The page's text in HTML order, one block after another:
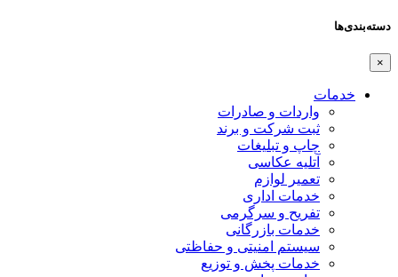
دسته‌بندی‌ها
×
خدمات
واردات و صادرات
ثبت شرکت و برند
چاپ و تبلیغات
آتلیه عکاسی
تعمیر لوازم
خدمات اداری
تفریح و سرگرمی
خدمات بازرگانی
سیستم امنیتی و حفاظتی
خدمات پخش و توزیع